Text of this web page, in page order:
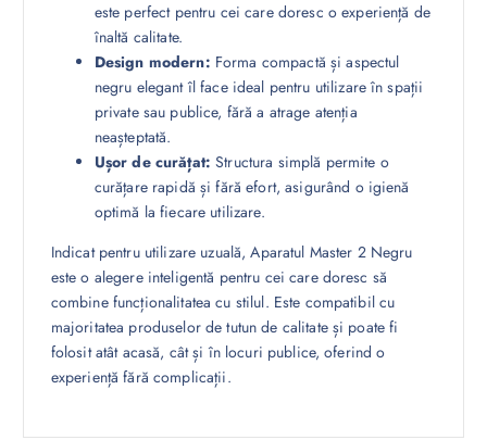
este perfect pentru cei care doresc o experiență de
înaltă calitate.
Design modern: Forma compactă și aspectul
negru elegant îl face ideal pentru utilizare în spații
private sau publice, fără a atrage atenția
neașteptată.
Ușor de curățat: Structura simplă permite o
curățare rapidă și fără efort, asigurând o igienă
optimă la fiecare utilizare.
Indicat pentru utilizare uzuală, Aparatul Master 2 Negru
este o alegere inteligentă pentru cei care doresc să
combine funcționalitatea cu stilul. Este compatibil cu
majoritatea produselor de tutun de calitate și poate fi
folosit atât acasă, cât și în locuri publice, oferind o
experiență fără complicații.